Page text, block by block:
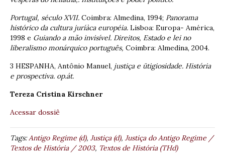
Portugal, século XVII. Coimbra: Almedina, 1994; Panorama
histórico da cultura juríàca européia. Lisboa: Europa- América,
1998 e Guiando a mão invisível. Direitos, Estado e lei no
liberalismo monárquico português, Coimbra: Almedina, 2004.
3 HESPANHA, Antônio Manuel, justiça e ütigiosidade. História
e prospectiva. op.át.
Tereza Cristina Kirschner
Acessar dossiê
Tags:Antigo Regime (d), Justiça (d), Justiça do Antigo Regime /
Textos de História / 2003, Textos de História (THd)